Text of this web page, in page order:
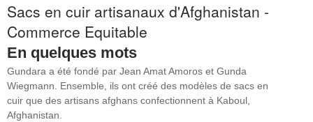
Sacs en cuir artisanaux d'Afghanistan -
Commerce Equitable
En quelques mots
Gundara a été fondé par Jean Amat Amoros et Gunda
Wiegmann. Ensemble, ils ont créé des modèles de sacs en
cuir que des artisans afghans confectionnent à Kaboul,
Afghanistan.